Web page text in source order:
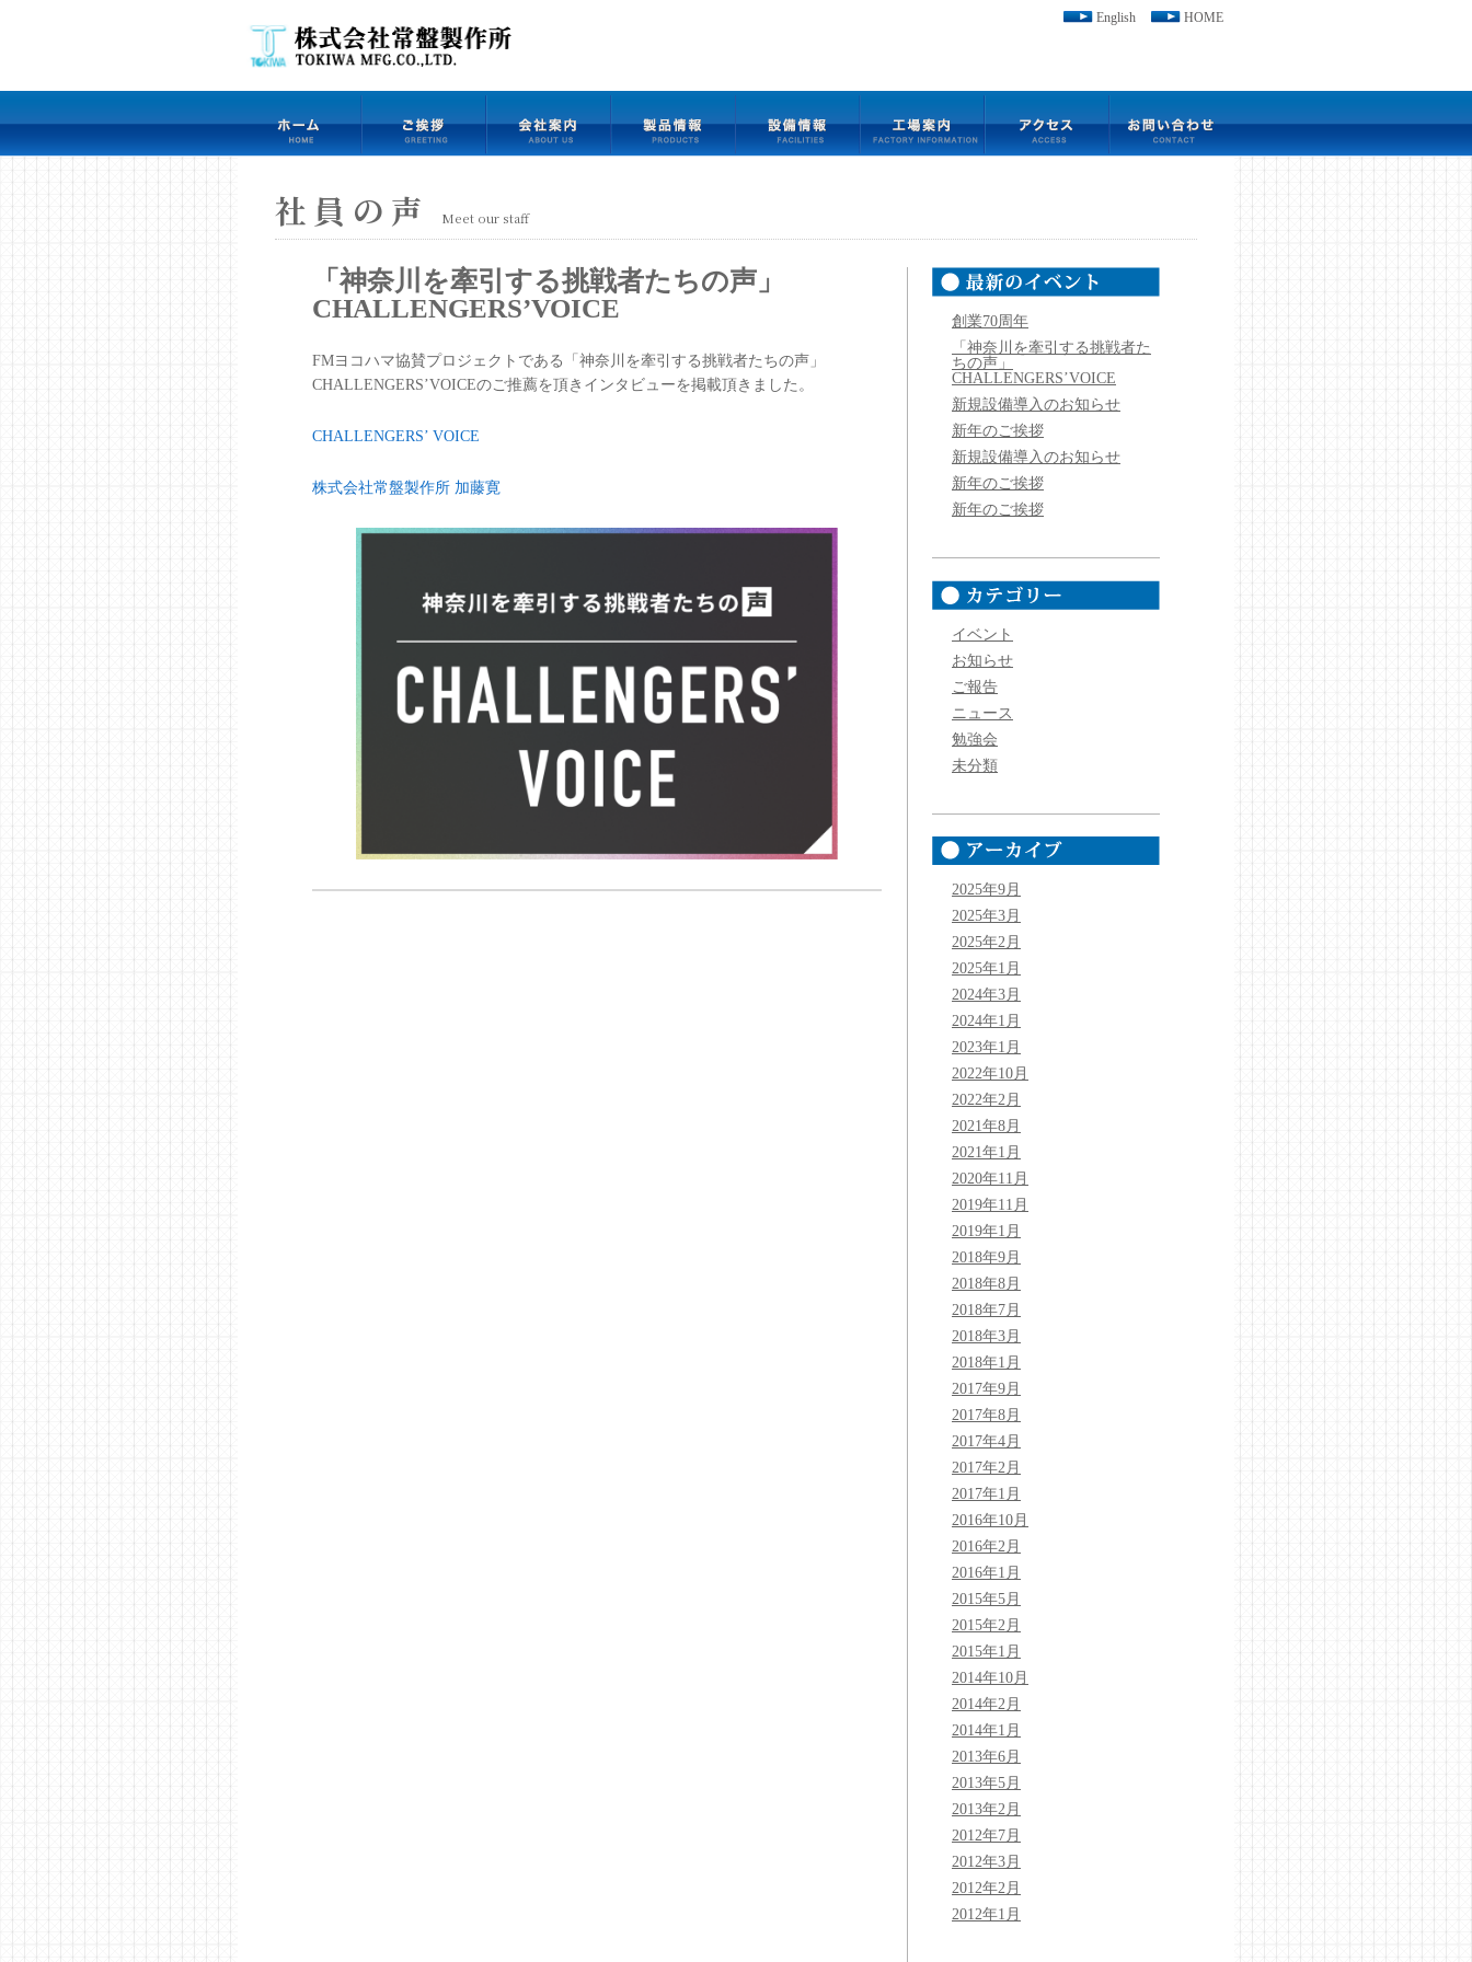
HOME
English
社員の声 Meet our staff
「神奈川を牽引する挑戦者たちの声」
CHALLENGERS’VOICE
FMヨコハマ協賛プロジェクトである「神奈川を牽引する挑戦者たちの声」
CHALLENGERS’VOICEのご推薦を頂きインタビューを掲載頂きました。
CHALLENGERS’ VOICE
株式会社常盤製作所 加藤寛
創業70周年
「神奈川を牽引する挑戦者た
ちの声」
CHALLENGERS’VOICE
新規設備導入のお知らせ
新年のご挨拶
新規設備導入のお知らせ
新年のご挨拶
新年のご挨拶
イベント
お知らせ
ご報告
ニュース
勉強会
未分類
2025年9月
2025年3月
2025年2月
2025年1月
2024年3月
2024年1月
2023年1月
2022年10月
2022年2月
2021年8月
2021年1月
2020年11月
2019年11月
2019年1月
2018年9月
2018年8月
2018年7月
2018年3月
2018年1月
2017年9月
2017年8月
2017年4月
2017年2月
2017年1月
2016年10月
2016年2月
2016年1月
2015年5月
2015年2月
2015年1月
2014年10月
2014年2月
2014年1月
2013年6月
2013年5月
2013年2月
2012年7月
2012年3月
2012年2月
2012年1月